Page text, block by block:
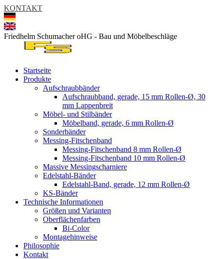
KONTAKT
Friedhelm Schumacher oHG - Bau und Möbelbeschläge
Startseite
Produkte
Aufschraubbänder
Aufschraubband, gerade, 15 mm Rollen-Ø, 30
mm Lappenbreit
Möbel- und Stilbänder
Möbelband, gerade, 6 mm Rollen-Ø
Sonderbänder
Messing-Fitschenband
Messing-Fitschenband 8 mm Rollen-Ø
Messing-Fitschenband 10 mm Rollen-Ø
Massive Messingscharniere
Edelstahl-Bänder
Edelstahl-Band, gerade, 12 mm Rollen-Ø
KS-Bänder
Technische Informationen
Größen und Varianten
Oberflächenfarben
Bi-Color
Montagehinweise
Philosophie
Kontakt